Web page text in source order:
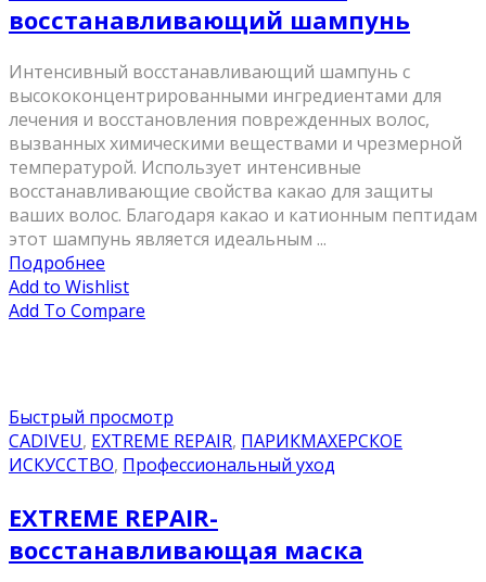
восстанавливающий шампунь
Интенсивный восстанавливающий шампунь с
высококонцентрированными ингредиентами для
лечения и восстановления поврежденных волос,
вызванных химическими веществами и чрезмерной
температурой. Использует интенсивные
восстанавливающие свойства какао для защиты
ваших волос. Благодаря какао и катионным пептидам
этот шампунь является идеальным ...
Подробнее
Add to Wishlist
Add To Compare
Быстрый просмотр
CADIVEU, EXTREME REPAIR, ПАРИКМАХЕРСКОЕ
ИСКУССТВО, Профессиональный уход
EXTREME REPAIR-
восстанавливающая маска